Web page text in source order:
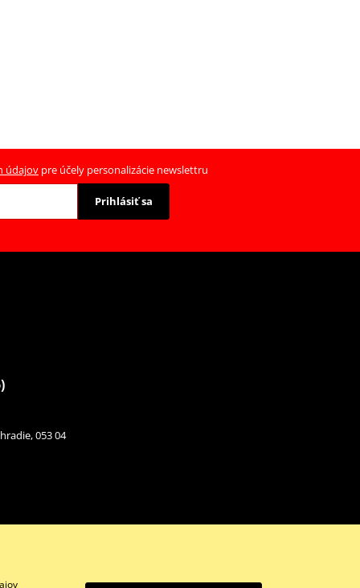
údajov pre účely personalizácie newslettru
Prihlásiť sa
053 04